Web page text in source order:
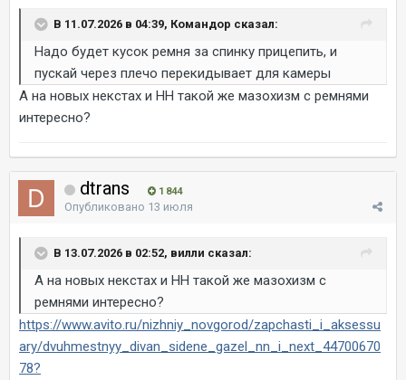
В 11.07.2026 в 04:39, Командор сказал:
Надо будет кусок ремня за спинку прицепить, и
пускай через плечо перекидывает для камеры
А на новых некстах и НН такой же мазохизм с ремнями
интересно?
dtrans 1 844
Опубликовано 13 июля
В 13.07.2026 в 02:52, вилли сказал:
А на новых некстах и НН такой же мазохизм с
ремнями интересно?
https://www.avito.ru/nizhniy_novgorod/zapchasti_i_aksessu
ary/dvuhmestnyy_divan_sidene_gazel_nn_i_next_44700670
78?